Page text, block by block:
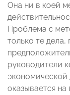
Она ни в коей
Проблема с
только те дела,
руководители
экономической
оказывается